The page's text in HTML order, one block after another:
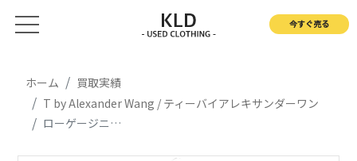
今すぐ売る
ホーム
買取実績
T by Alexander Wang / ティーバイアレキサンダーワン
ローゲージニット